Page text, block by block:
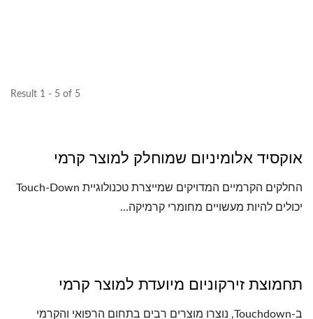
Result 1 - 5 of 5
אוקסיד אלומיניום שמוחלק למוצר קרמי
החלקים הקרמיים המדויקים שמייצרת טכנולוגיית Touch-Down
יכולים להיות מעשויים מחומרי קרמיקה...
תחמוצת זירקוניום מיועדת למוצר קרמי
ב-Touchdown, נוצרו מוצרים רבים בתחום הרפואי והקרמי